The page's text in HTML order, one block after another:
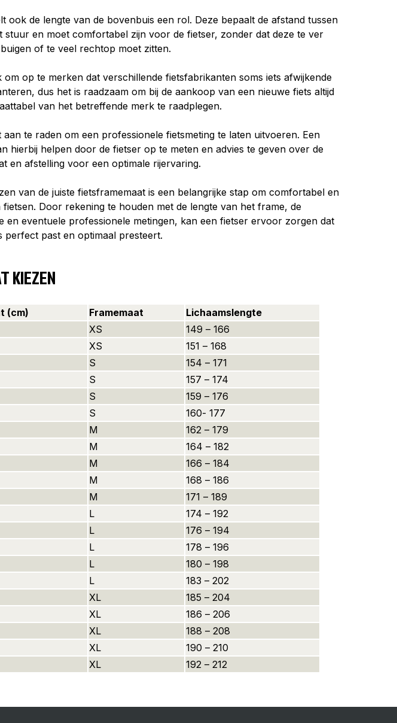
ook de lengte van de bovenbuis een rol. Deze bepaalt de afstand tussen
stuur en moet comfortabel zijn voor de fietser, zonder dat deze te ver
of te veel rechtop moet zitten.
om op te merken dat verschillende fietsfabrikanten soms iets afwijkende
dus het is raadzaam om bij de aankoop van een nieuwe fiets altijd
van het betreffende merk te raadplegen.
aan te raden om een professionele fietsmeting te laten uitvoeren. Een
hierbij helpen door de fietser op te meten en advies te geven over de
en afstelling voor een optimale rijervaring.
van de juiste fietsframemaat is een belangrijke stap om comfortabel en
fietsen. Door rekening te houden met de lengte van het frame, de
en eventuele professionele metingen, kan een fietser ervoor zorgen dat
perfect past en optimaal presteert.
KIEZEN
(cm) Framemaat
Lichaamslengte
XS
149 – 166
XS
151 – 168
S
154 – 171
S
157 – 174
S
159 – 176
S
160- 177
M
162 – 179
M
164 – 182
M
166 – 184
M
168 – 186
M
171 – 189
L
174 – 192
L
176 – 194
L
178 – 196
L
180 – 198
L
183 – 202
XL
185 – 204
XL
186 – 206
XL
188 – 208
XL
190 – 210
XL 192 – 212